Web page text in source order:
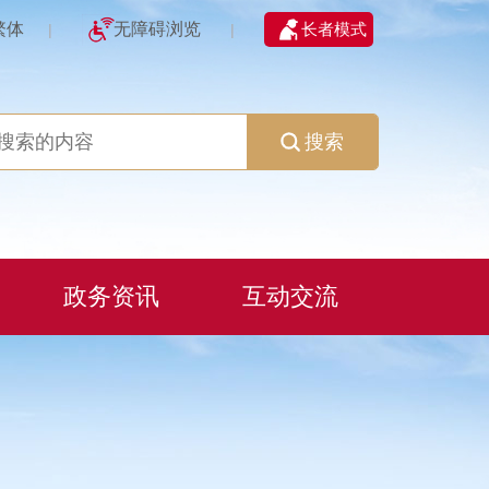
体 | 无障碍浏览 | 长者模式
搜索
政务资讯 互动交流